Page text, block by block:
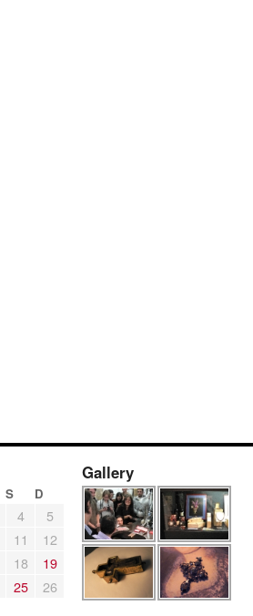
S D
4
5
11
12
18
19
25
26
Gallery